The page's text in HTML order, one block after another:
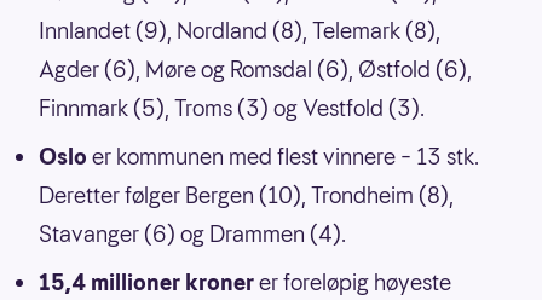
Innlandet (9), Nordland (8), Telemark (8),
Agder (6), Møre og Romsdal (6), Østfold (6),
Finnmark (5), Troms (3) og Vestfold (3).
Oslo er kommunen med flest vinnere – 13 stk.
Deretter følger Bergen (10), Trondheim (8),
Stavanger (6) og Drammen (4).
15,4 millioner kronerer foreløpig høyeste